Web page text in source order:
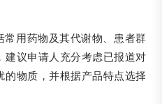
用药物及其代谢物、患者群
议申请人充分考虑已报道对
物质，并根据产品特点选择